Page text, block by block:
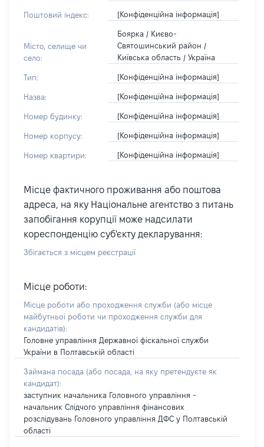
Поштовий індекс: [Конфіденційна інформація]
Місто, селище чи
село:
Боярка / Києво-
Святошинський район /
Київська область / Україна
Тип: [Конфіденційна інформація]
Назва: [Конфіденційна інформація]
Номер будинку: [Конфіденційна інформація]
Номер корпусу: [Конфіденційна інформація]
Номер квартири: [Конфіденційна інформація]
Місце фактичного проживання або поштова
адреса, на яку Національне агентство з питань
запобігання корупції може надсилати
кореспонденцію суб'єкту декларування:
Збігається з місцем реєстрації
Місце роботи:
Місце роботи або проходження служби (або місце
майбутньої роботи чи проходження служби для
кандидатів):
Головне управління Державної фіскальної служби
України в Полтавській області
Займана посада (або посада, на яку претендуєте як
кандидат):
заступник начальника Головного управління -
начальник Слідчого управління фінансових
розслідувань Головного управління ДФС у Полтавській
області